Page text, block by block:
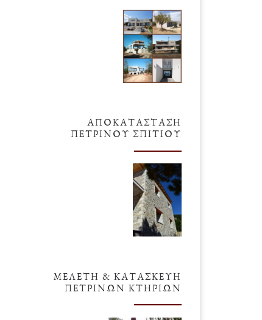
ΑΠΟΚΑΤΆΣΤΑΣΗ
ΠΈΤΡΙΝΟΥ ΣΠΙΤΙΟΎ
ΜΕΛΈΤΗ & ΚΑΤΑΣΚΕΥΉ
ΠΈΤΡΙΝΩΝ ΚΤΗΡΊΩΝ